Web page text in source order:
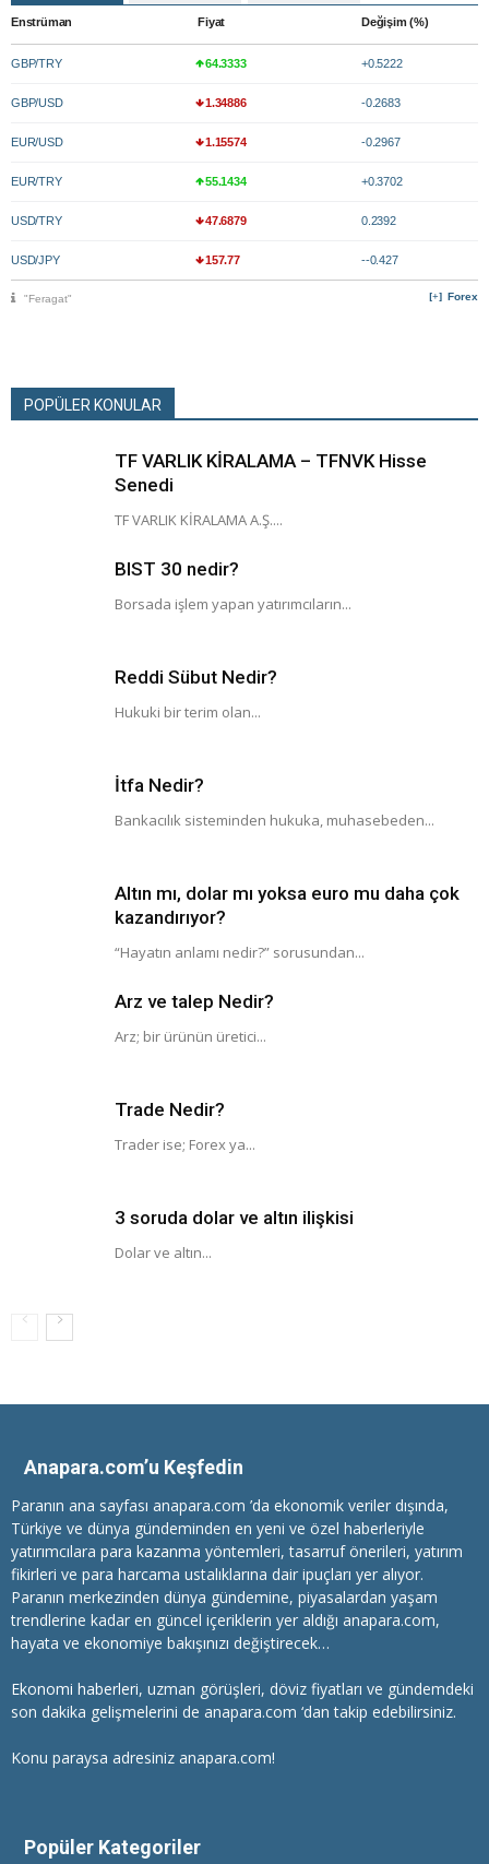
Enstrüman Fiyat Değişim (%)
GBP/TRY 64.3333 +0.5222
GBP/USD 1.34886 -0.2683
EUR/USD 1.15574 -0.2967
EUR/TRY 55.1434 +0.3702
USD/TRY 47.6879 0.2392
USD/JPY 157.77 --0.427
Forex
"Feragat"
POPÜLER KONULAR
TF VARLIK KİRALAMA – TFNVK Hisse
Senedi
TF VARLIK KİRALAMA A.Ş....
BIST 30 nedir?
Borsada işlem yapan yatırımcıların...
Reddi Sübut Nedir?
Hukuki bir terim olan...
İtfa Nedir?
Bankacılık sisteminden hukuka, muhasebeden...
Altın mı, dolar mı yoksa euro mu daha çok
kazandırıyor?
“Hayatın anlamı nedir?” sorusundan...
Arz ve talep Nedir?
Arz; bir ürünün üretici...
Trade Nedir?
Trader ise; Forex ya...
3 soruda dolar ve altın ilişkisi
Dolar ve altın...
Anapara.com’u Keşfedin
Paranın ana sayfası anapara.com ’da ekonomik veriler dışında,
Türkiye ve dünya gündeminden en yeni ve özel haberleriyle
yatırımcılara para kazanma yöntemleri, tasarruf önerileri, yatırım
fikirleri ve para harcama ustalıklarına dair ipuçları yer alıyor.
Paranın merkezinden dünya gündemine, piyasalardan yaşam
trendlerine kadar en güncel içeriklerin yer aldığı anapara.com,
hayata ve ekonomiye bakışınızı değiştirecek…
Ekonomi haberleri, uzman görüşleri, döviz fiyatları ve gündemdeki
son dakika gelişmelerini de anapara.com ‘dan takip edebilirsiniz.
Konu paraysa adresiniz anapara.com!
Popüler Kategoriler